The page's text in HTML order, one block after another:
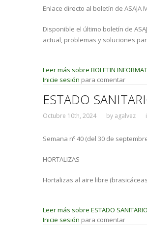
Enlace directo al boletín de ASAJA
Disponible el último boletín de
actual, problemas y soluciones
Leer más sobre BOLETIN
Inicie sesión para comentar
ESTADO
Octubre 10th, 2024 by agalvez
Semana nº 40 (del 30 de
HORTALIZAS
Hortalizas al aire libre
Leer más sobre ESTADO
Inicie sesión para comentar